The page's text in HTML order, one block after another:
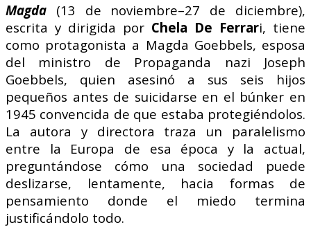
Magda (13 de noviembre–27 de diciembre),
escrita y dirigida por Chela De Ferrari, tiene
como protagonista a Magda Goebbels, esposa
del ministro de Propaganda nazi Joseph
Goebbels, quien asesinó a sus seis hijos
pequeños antes de suicidarse en el búnker en
1945 convencida de que estaba protegiéndolos.
La autora y directora traza un paralelismo
entre la Europa de esa época y la actual,
preguntándose cómo una sociedad puede
deslizarse, lentamente, hacia formas de
pensamiento donde el miedo termina
justificándolo todo.